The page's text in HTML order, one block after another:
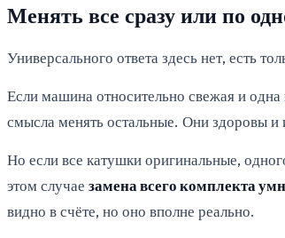
Менять все сразу или по
Универсального ответа здесь нет, есть
Если машина относительно свежая и
смысла менять остальные. Они здоровы
Но если все катушки оригинальные,
этом случае замена всего комплекта
видно в счёте, но оно вполне реально.